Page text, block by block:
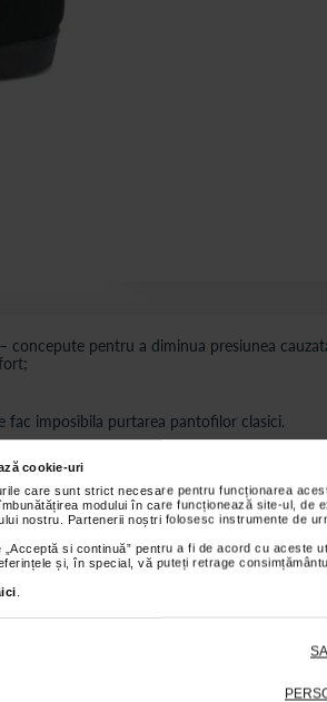
cookie-uri
care sunt strict necesare pentru funcționarea
modului în care funcționează site-ul,
nostru. Partenerii noștri folosesc instrumente de
„Acceptă si continuă” pentru a fi de acord cu aceste
și, în special, vă puteți retrage
concepute pentru a diminua presiunea
fac imposibila purtarea pantofilor clasici.
fiecarui produs sunt valabile pentru
Piumaped:
special al talpii;
Mai multe informații